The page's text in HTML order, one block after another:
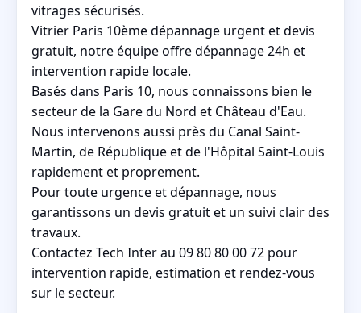
vitrages sécurisés.
Vitrier Paris 10ème dépannage urgent et devis
gratuit, notre équipe offre dépannage 24h et
intervention rapide locale.
Basés dans Paris 10, nous connaissons bien le
secteur de la Gare du Nord et Château d'Eau.
Nous intervenons aussi près du Canal Saint-
Martin, de République et de l'Hôpital Saint-Louis
rapidement et proprement.
Pour toute urgence et dépannage, nous
garantissons un devis gratuit et un suivi clair des
travaux.
Contactez Tech Inter au 09 80 80 00 72 pour
intervention rapide, estimation et rendez-vous
sur le secteur.